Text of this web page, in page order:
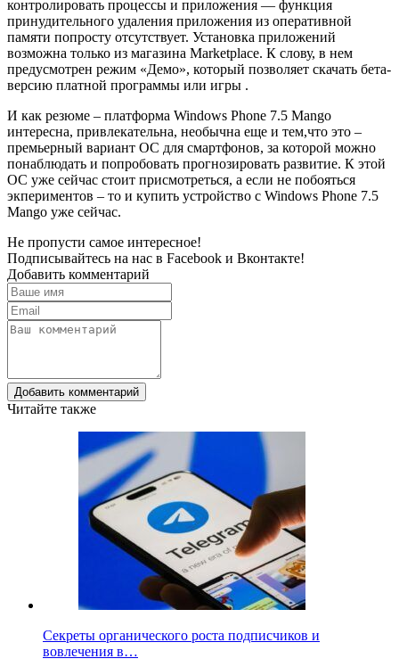
контролировать процессы и приложения — функция
принудительного удаления приложения из оперативной
памяти попросту отсутствует. Установка приложений
возможна только из магазина Marketplace. К слову, в нем
предусмотрен режим «Демо», который позволяет скачать бета-
версию платной программы или игры .
И как резюме – платформа Windows Phone 7.5 Mango
интересна, привлекательна, необычна еще и тем,что это –
премьерный вариант ОС для смартфонов, за которой можно
понаблюдать и попробовать прогнозировать развитие. К этой
ОС уже сейчас стоит присмотреться, а если не побояться
экпериментов – то и купить устройство с Windows Phone 7.5
Mango уже сейчас.
Не пропусти самое интересное!
Подписывайтесь на нас в Facebook и Вконтакте!
Добавить комментарий
Добавить комментарий
Читайте также
Секреты органического роста подписчиков и
вовлечения в…